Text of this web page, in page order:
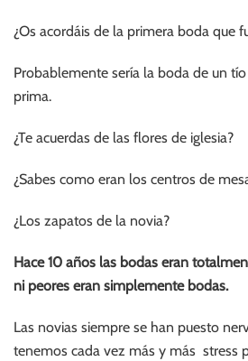
¿Os acordáis de la primera boda que
Probablemente sería la boda de un
prima.
¿Te acuerdas de las flores de iglesia?
¿Sabes como eran los centros de
¿Los zapatos de la novia?
Hace 10 años las bodas eran
ni peores eran simplemente bodas.
Las novias siempre se han puesto
tenemos cada vez más y más stress